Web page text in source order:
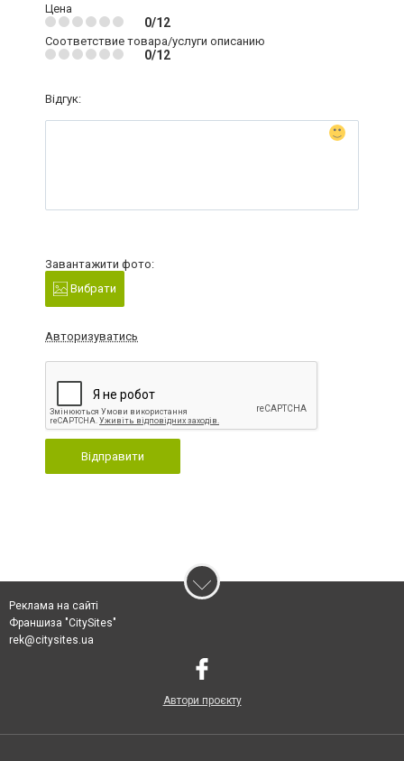
Цена
0/12
Соответствие товара/услуги описанию
0/12
Відгук:
Завантажити фото:
Вибрати
Авторизуватись
Відправити
Реклама на сайті
Франшиза "CitySites"
rek@citysites.ua
Автори проєкту